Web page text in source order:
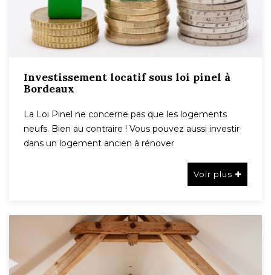
Investissement locatif sous loi pinel à
Bordeaux
La Loi Pinel ne concerne pas que les logements
neufs. Bien au contraire ! Vous pouvez aussi investir
dans un logement ancien à rénover
Voir plus